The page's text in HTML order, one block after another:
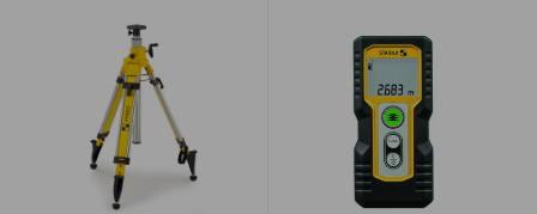
Statív STABILA BST-K-L k laserom